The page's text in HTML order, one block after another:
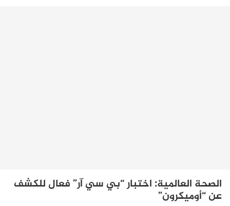
الصحة العالمية: اختبار “بي سي آر” فعال للكشف
عن “أوميكرون”